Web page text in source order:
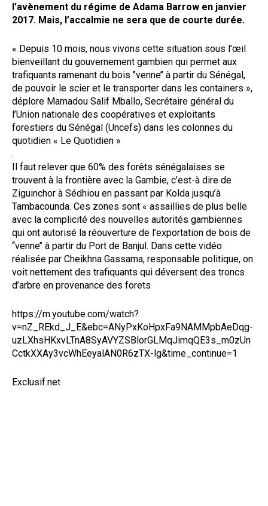
l’avènement du régime de Adama Barrow en janvier
2017. Mais, l’accalmie ne sera que de courte durée.
« Depuis 10 mois, nous vivons cette situation sous l’œil
bienveillant du gouvernement gambien qui permet aux
trafiquants ramenant du bois ‘’venne’’ à partir du Sénégal,
de pouvoir le scier et le transporter dans les containers »,
déplore Mamadou Salif Mballo, Secrétaire général du
l’Union nationale des coopératives et exploitants
forestiers du Sénégal (Uncefs) dans les colonnes du
quotidien « Le Quotidien »
.
Il faut relever que 60% des forêts sénégalaises se
trouvent à la frontière avec la Gambie, c’est-à dire de
Ziguinchor à Sédhiou en passant par Kolda jusqu’à
Tambacounda. Ces zones sont « assaillies de plus belle
avec la complicité des nouvelles autorités gambiennes
qui ont autorisé la réouverture de l’exportation de bois de
‘‘venne’’ à partir du Port de Banjul. Dans cette vidéo
réalisée par Cheikhna Gassama, responsable politique, on
voit nettement des trafiquants qui déversent des troncs
d’arbre en provenance des forets
https://m.youtube.com/watch?
v=nZ_REkd_J_E&ebc=ANyPxKoHpxFa9NAMMpbAeDqg-
uzLXhsHKxvLTnA8SyAVYZSBlorGLMqJimqQE3s_m0zUn
CctkXXAy3vcWhEeyalAN0R6zTX-lg&time_continue=1
Exclusif.net